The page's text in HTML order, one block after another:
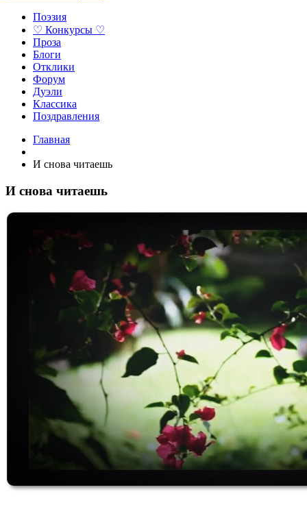
Поэзия
♡ Конкурсы ♡
Проза
Блоги
Отклики
Форум
Дуэли
Классика
Поздравления
Главная
И снова читаешь
И снова читаешь